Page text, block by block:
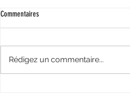
Commentaires
Rédigez un commentaire...